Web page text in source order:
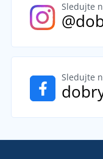
Sledujte
Sledujte